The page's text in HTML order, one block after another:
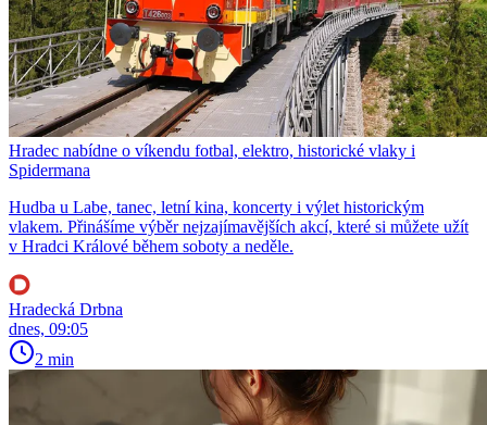
Hradec nabídne o víkendu fotbal, elektro, historické vlaky i
Spidermana
Hudba u Labe, tanec, letní kina, koncerty i výlet historickým
vlakem. Přinášíme výběr nejzajímavějších akcí, které si můžete užít
v Hradci Králové během soboty a neděle.
Hradecká Drbna
dnes, 09:05
2 min